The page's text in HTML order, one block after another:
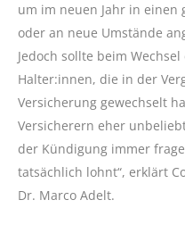
um im neuen Jahr in
oder an neue Umstände
Jedoch sollte beim
Halter:innen, die in der
Versicherung gewechselt
Versicherern eher
der Kündigung immer
tatsächlich lohnt“, erklärt
Dr. Marco Adelt.